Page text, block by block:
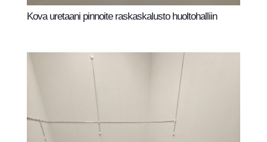
Kova uretaani pinnoite raskaskalusto huoltohalliin